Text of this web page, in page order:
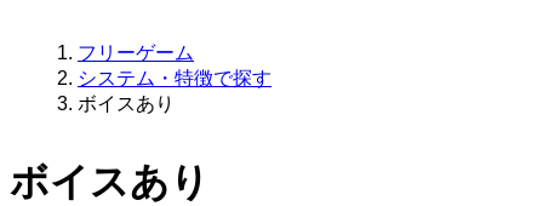
フリーゲーム
システム・特徴で探す
ボイスあり
ボイスあり